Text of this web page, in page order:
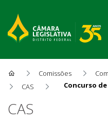
Comissões
CAS
Concurso de
Concurso de
CAS